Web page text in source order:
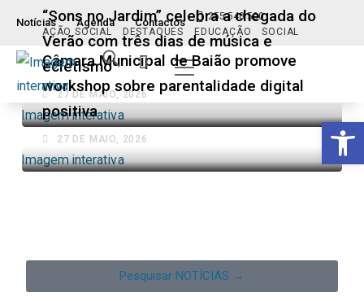
Notícias Agenda Contactos 255 540 500
“Sons no Jardim” celebra a chegada do
Verão com três dias de música e
ecletismo
27 DE MAIO, 2026
AÇÃO SOCIAL DESTAQUES EDUCAÇÃO SOCIAL
Câmara Municipal de Baião promove
workshop sobre parentalidade digital
positiva
27 DE MAIO, 2026
Pesquisar NOTÍCIAS →